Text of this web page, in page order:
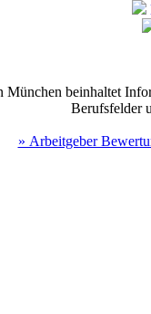
beinhaltet
Berufsfelder
» Arbeitgeber